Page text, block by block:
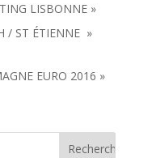
LISBONNE »
/ ST ÉTIENNE »
EURO 2016 »